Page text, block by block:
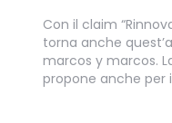
Con il claim
torna anche
marcos y marcos.
propone anche per